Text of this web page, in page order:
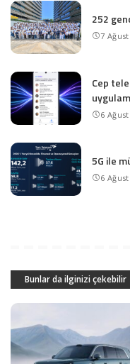
252
7
Cep
6
5G ile
6
Bunlar da ilginizi çekebilir